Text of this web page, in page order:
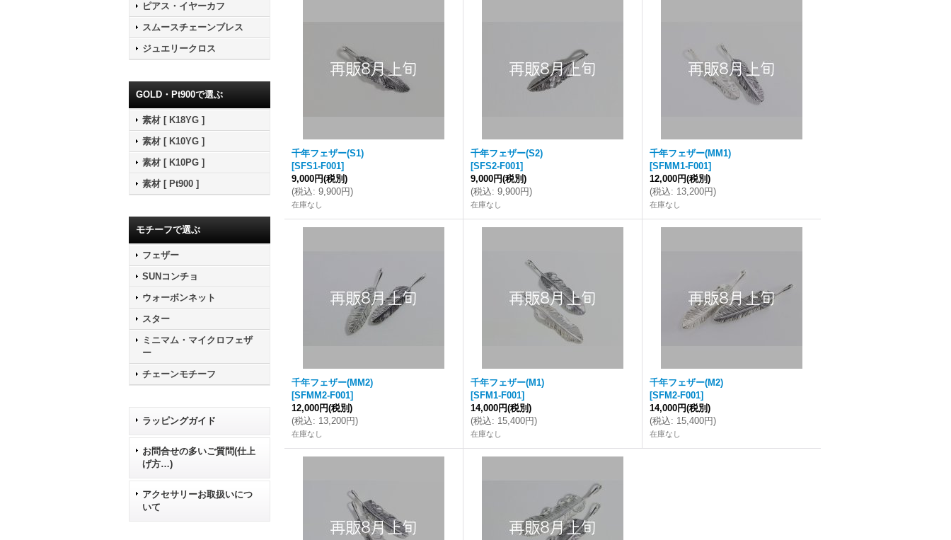
ピアス・イヤーカフ
スムースチェーンブレス
ジュエリークロス
GOLD・Pt900で選ぶ
素材 [ K18YG ]
素材 [ K10YG ]
素材 [ K10PG ]
素材 [ Pt900 ]
モチーフで選ぶ
フェザー
SUNコンチョ
ウォーボンネット
スター
ミニマム・マイクロフェザ
ー
チェーンモチーフ
ラッピングガイド
お問合せの多いご質問(仕上
げ方…)
アクセサリーお取扱いにつ
いて
千年フェザー(S1)
[SFS1-F001]
9,000円(税別)
(税込: 9,900円)
在庫なし
千年フェザー(S2)
[SFS2-F001]
9,000円(税別)
(税込: 9,900円)
在庫なし
千年フェザー(MM1)
[SFMM1-F001]
12,000円(税別)
(税込: 13,200円)
在庫なし
千年フェザー(MM2)
[SFMM2-F001]
12,000円(税別)
(税込: 13,200円)
在庫なし
千年フェザー(M1)
[SFM1-F001]
14,000円(税別)
(税込: 15,400円)
在庫なし
千年フェザー(M2)
[SFM2-F001]
14,000円(税別)
(税込: 15,400円)
在庫なし